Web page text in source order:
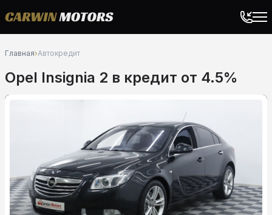
Главная›Автокредит
Opel Insignia 2 в кредит от 4.5%